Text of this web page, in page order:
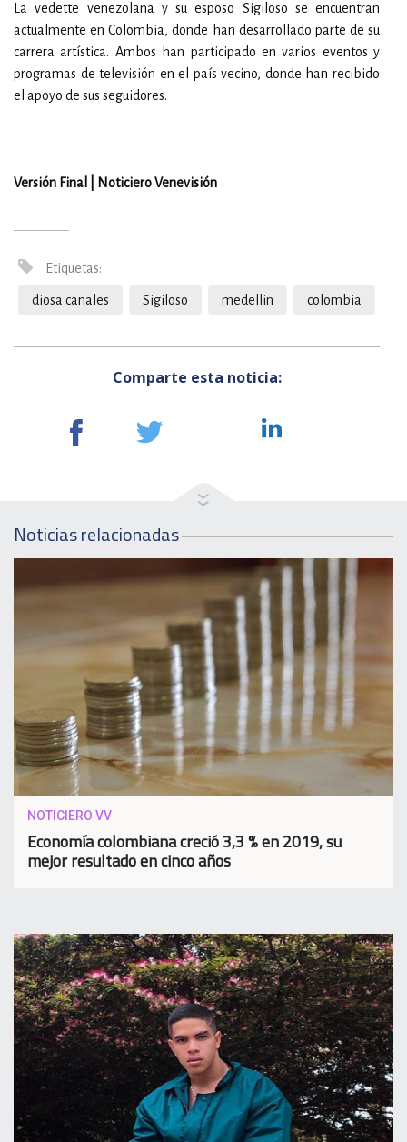
La vedette venezolana y su esposo Sigiloso se encuentran
actualmente en Colombia, donde han desarrollado parte de su
carrera artística. Ambos han participado en varios eventos y
programas de televisión en el país vecino, donde han recibido
el apoyo de sus seguidores.
Versión Final | Noticiero Venevisión
Etiquetas:
diosa canales Sigiloso medellin colombia
Comparte esta noticia:
Noticias relacionadas
NOTICIERO VV
Economía colombiana creció 3,3 % en 2019, su
mejor resultado en cinco años